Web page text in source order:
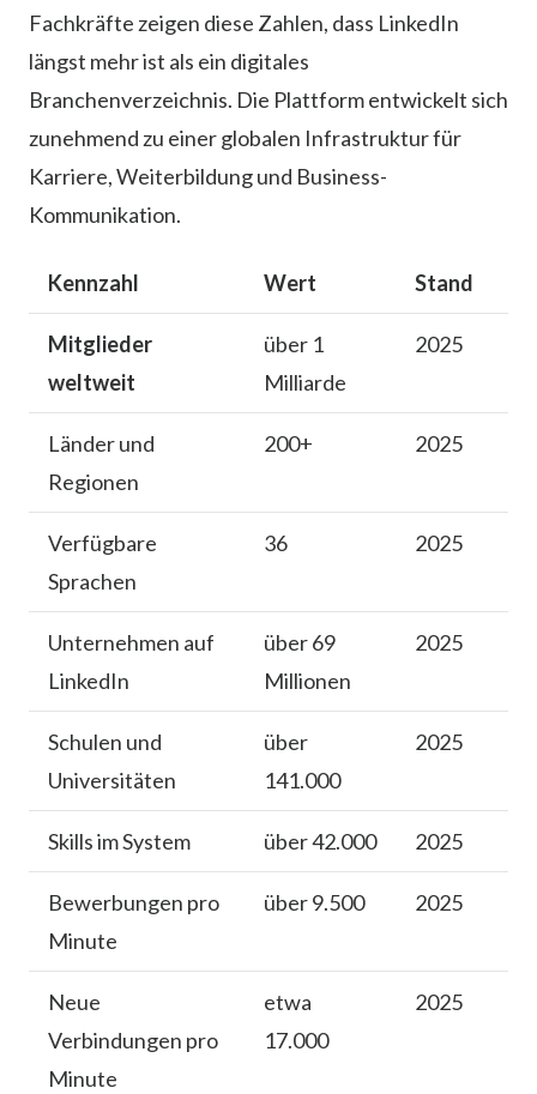
Fachkräfte zeigen diese Zahlen, dass LinkedIn
längst mehr ist als ein digitales
Branchenverzeichnis. Die Plattform entwickelt sich
zunehmend zu einer globalen Infrastruktur für
Karriere, Weiterbildung und Business-
Kommunikation.
Kennzahl Wert Stand
Mitglieder
weltweit
über 1
Milliarde
2025
Länder und
Regionen
200+ 2025
Verfügbare
Sprachen
36 2025
Unternehmen auf
LinkedIn
über 69
Millionen
2025
Schulen und
Universitäten
über
141.000
2025
Skills im System über 42.000 2025
Bewerbungen pro
Minute
über 9.500 2025
Neue
Verbindungen pro
Minute
etwa
17.000
2025